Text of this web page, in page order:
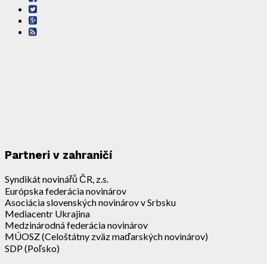
Partneri v zahraničí
Syndikát novinářů ČR, z.s.
Európska federácia novinárov
Asociácia slovenských novinárov v Srbsku
Mediacentr Ukrajina
Medzinárodná federácia novinárov
MÚOSZ (Celoštátny zväz maďarských novinárov)
SDP (Poľsko)